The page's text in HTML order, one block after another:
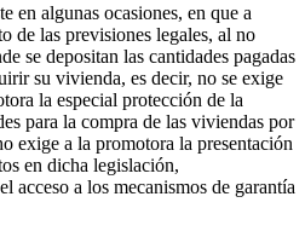
en algunas ocasiones, en que a
de las previsiones legales, al no
se depositan las cantidades pagadas
su vivienda, es decir, no se exige
la especial protección de la
para la compra de las viviendas por
exige a la promotora la presentación
en dicha legislación,
acceso a los mecanismos de garantía